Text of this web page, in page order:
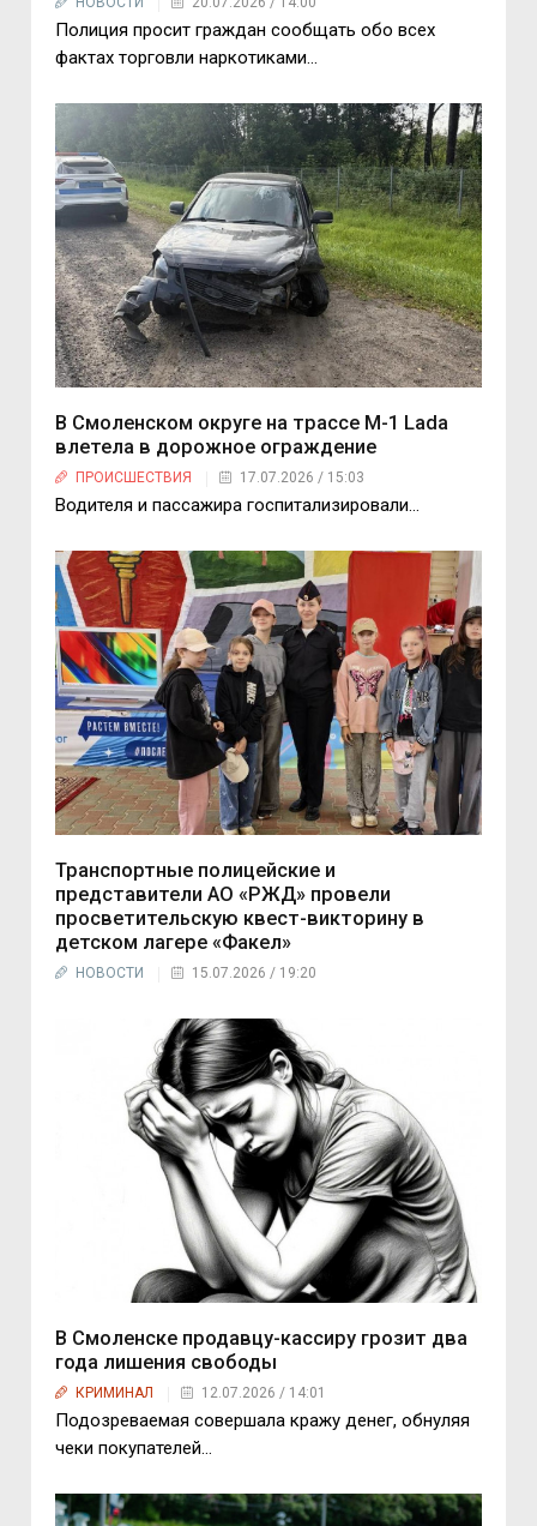
Полиция просит граждан сообщать обо всех
фактах торговли наркотиками…
В Смоленском округе на трассе М-1 Lada
влетела в дорожное ограждение
ПРОИСШЕСТВИЯ 17.07.2026 / 15:03
Водителя и пассажира госпитализировали…
Транспортные полицейские и
представители АО «РЖД» провели
просветительскую квест-викторину в
детском лагере «Факел»
НОВОСТИ 15.07.2026 / 19:20
В Смоленске продавцу-кассиру грозит два
года лишения свободы
КРИМИНАЛ 12.07.2026 / 14:01
Подозреваемая совершала кражу денег, обнуляя
чеки покупателей…